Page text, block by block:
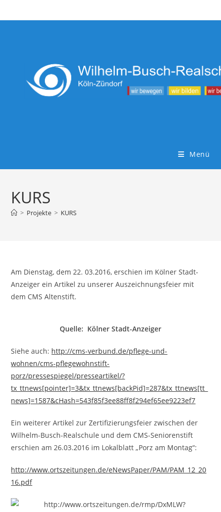
Inhalt
Menü
KURS
> Projekte > KURS
Am Dienstag, dem 22. 03.2016, erschien im Kölner Stadt-
Anzeiger ein Artikel zu unserer Auszeichnungsfeier mit
dem CMS Altenstift.
Quelle: Kölner Stadt-Anzeiger
Siehe auch: http://cms-verbund.de/pflege-und-
wohnen/cms-pflegewohnstift-
porz/pressespiegel/presseartikel/?
tx_ttnews[pointer]=3&tx_ttnews[backPid]=287&tx_ttnews[tt_
news]=1587&cHash=543f85f3ee88ff8f294ef65ee9223ef7
Ein weiterer Artikel zur Zertifizierungsfeier zwischen der
Wilhelm-Busch-Realschule und dem CMS-Seniorenstift
erschien am 26.03.2016 im Lokalblatt „Porz am Montag“:
http://www.ortszeitungen.de/eNewsPaper/PAM/PAM_12_20
16.pdf